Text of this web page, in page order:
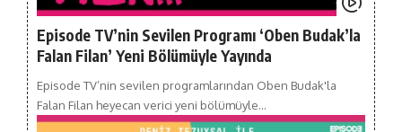
Episode TV’nin Sevilen Programı ‘Oben Budak’la
Falan Filan’ Yeni Bölümüyle Yayında
Episode TV’nin sevilen programlarından Oben Budak'la
Falan Filan heyecan verici yeni bölümüyle…